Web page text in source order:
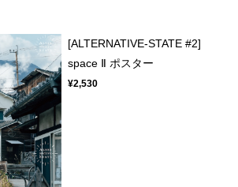
[ALTERNATIVE-STATE #2]
space Ⅱ ポスター
¥2,530